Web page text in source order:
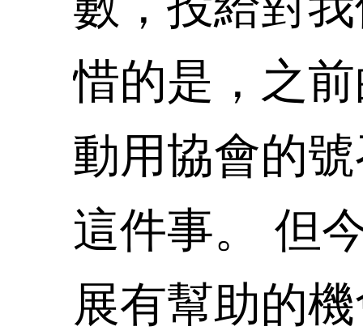
惜的是，之
動用協會的
這件事。 但
展有幫助的